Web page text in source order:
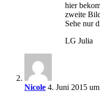
hier
zweite
Sehe nur
LG Julia
Nicole 4. Juni 2015